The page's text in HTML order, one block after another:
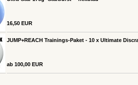
16,50 EUR
JUMP+REACH Trainings-Paket - 10 x Ultimate
ab 100,00 EUR